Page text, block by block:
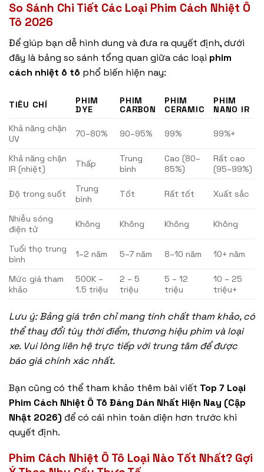
So Sánh Chi Tiết Các Loại Phim Cách Nhiệt Ô
Tô 2026
Để giúp bạn dễ hình dung và đưa ra quyết định, dưới
đây là bảng so sánh tổng quan giữa các loại phim
cách nhiệt ô tô phổ biến hiện nay:
TIÊU CHÍ
PHIM
DYE
PHIM
CARBON
PHIM
CERAMIC
PHIM
NANO IR
Khả năng chặn
UV
70–80% 90–95% 99% 99%+
Khả năng chặn
IR (nhiệt)
Thấp
Trung
bình
Cao (80–
85%)
Rất cao
(95–99%)
Độ trong suốt
Trung
bình
Tốt Rất tốt Xuất sắc
Nhiễu sóng
điện tử
Không Không Không Không
Tuổi thọ trung
bình
1–2 năm 5–7 năm 8–10 năm 10+ năm
Mức giá tham
khảo
500K –
1.5 triệu
2 – 5
triệu
5 – 12
triệu
10 – 25
triệu+
Lưu ý: Bảng giá trên chỉ mang tính chất tham khảo, có
thể thay đổi tùy thời điểm, thương hiệu phim và loại
xe. Vui lòng liên hệ trực tiếp với trung tâm để được
báo giá chính xác nhất.
Bạn cũng có thể tham khảo thêm bài viết Top 7 Loại
Phim Cách Nhiệt Ô Tô Đáng Dán Nhất Hiện Nay (Cập
Nhật 2026) để có cái nhìn toàn diện hơn trước khi
quyết định.
Phim Cách Nhiệt Ô Tô Loại Nào Tốt Nhất? Gợi